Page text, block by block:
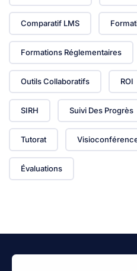
Comparatif LMS
Formations Réglementaires
Outils Collaboratifs ROI
SIRH Suivi Des Progrès
Tutorat
Évaluations